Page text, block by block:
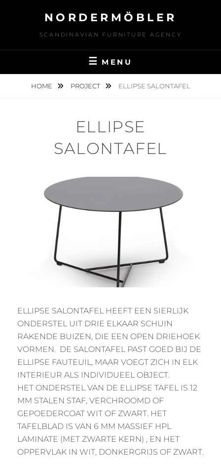
NORDERMÖBLER
SCANDINAVIAN FURNITURE AGENCY
MENU
HOME PROJECT ELLIPSE SALONTAFEL
ELLIPSE
SALONTAFEL
ELLIPSE SALONTAFEL HEEFT EEN SIERLIJK
ONDERSTEL UIT DRIE ELKAAR SCHUIN
RAKENDE BUIZEN, DIE EEN OPEN DRIEHOEK
VORMEN. DE SALONTAFEL PAST GOED BIJ DE
ELLIPSE FAUTEUIL, MAAR VOEGT ZICH IN ELK
INTERIEUR ALS INDIVIDUEEL OBJECT.
HET ONDERSTEL VAN DE ELLIPSE TAFEL IS 12
MM STALEN STAF, VERCHROOMD OF
GEPOEDERCOAT WIT OF ZWART. HET
TAFELBLAD IS VAN 6 MM MASSIEF HPL
LAMINATE (MET ZWARTE KERN) , EN HET
OPPERVLAK IN WIT, DONKERGRIJS OF ZWART.